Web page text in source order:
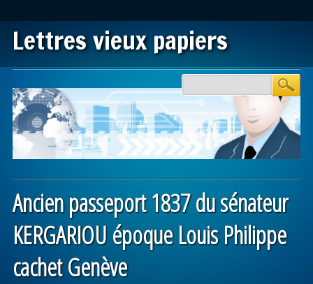
Lettres vieux papiers
Main menu
Ancien passeport 1837 du sénateur
KERGARIOU époque Louis Philippe
cachet Genève